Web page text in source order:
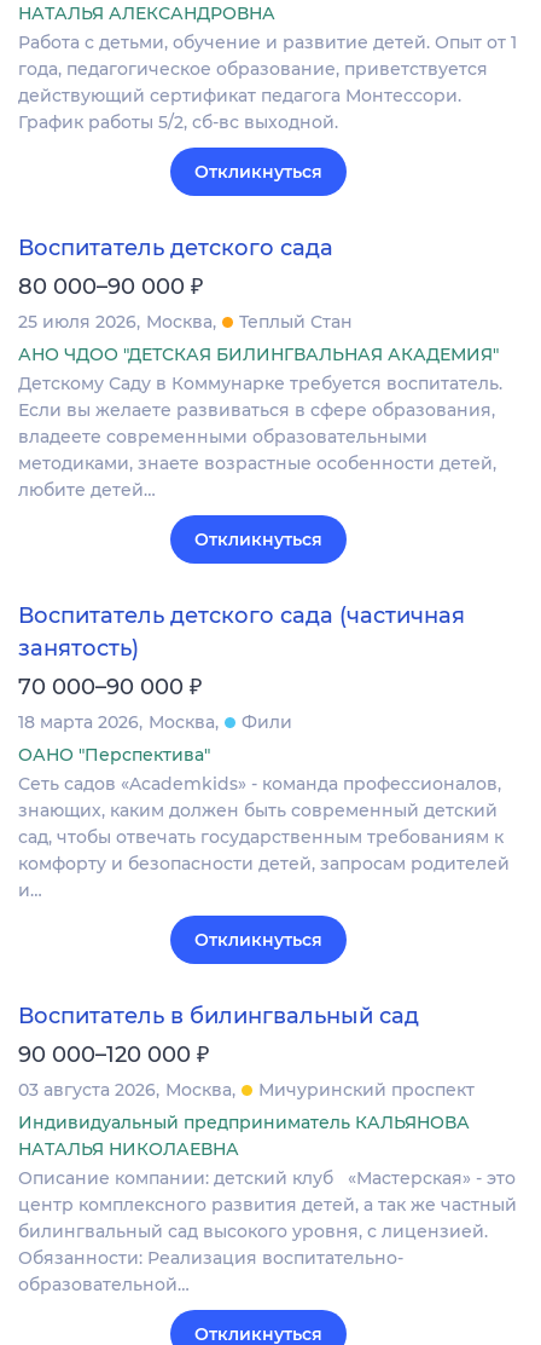
НАТАЛЬЯ АЛЕКСАНДРОВНА
Работа с детьми, обучение и развитие детей. Опыт от 1
года, педагогическое образование, приветствуется
действующий сертификат педагога Монтессори.
График работы 5/2, сб-вс выходной.
Откликнуться
Воспитатель детского сада
80 000–90 000 ₽
25 июля 2026 Москва
Теплый Стан
АНО ЧДОО "ДЕТСКАЯ БИЛИНГВАЛЬНАЯ АКАДЕМИЯ"
Детскому Саду в Коммунарке требуется воспитатель.
Если вы желаете развиваться в сфере образования,
владеете современными образовательными
методиками, знаете возрастные особенности детей,
любите детей…
Откликнуться
Воспитатель детского сада (частичная
занятость)
70 000–90 000 ₽
18 марта 2026 Москва
Фили
ОАНО "Перспектива"
Сеть садов «Academkids» - команда профессионалов,
знающих, каким должен быть современный детский
сад, чтобы отвечать государственным требованиям к
комфорту и безопасности детей, запросам родителей
и…
Откликнуться
Воспитатель в билингвальный сад
90 000–120 000 ₽
03 августа 2026 Москва
Мичуринский проспект
Индивидуальный предприниматель КАЛЬЯНОВА
НАТАЛЬЯ НИКОЛАЕВНА
Описание компании: детский клуб «Мастерская» - это
центр комплексного развития детей, а так же частный
билингвальный сад высокого уровня, с лицензией.
Обязанности: Реализация воспитательно-
образовательной…
Откликнуться